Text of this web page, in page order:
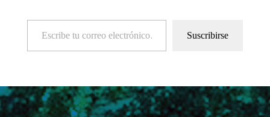
Escribe tu correo electrónico…
Suscribirse